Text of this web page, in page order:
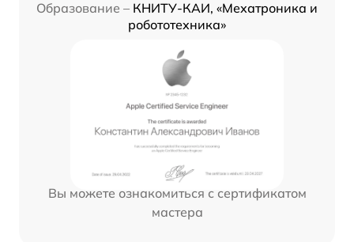
Образование – КНИТУ-КАИ, «Мехатроника и
робототехника»
Вы можете ознакомиться с сертификатом
мастера